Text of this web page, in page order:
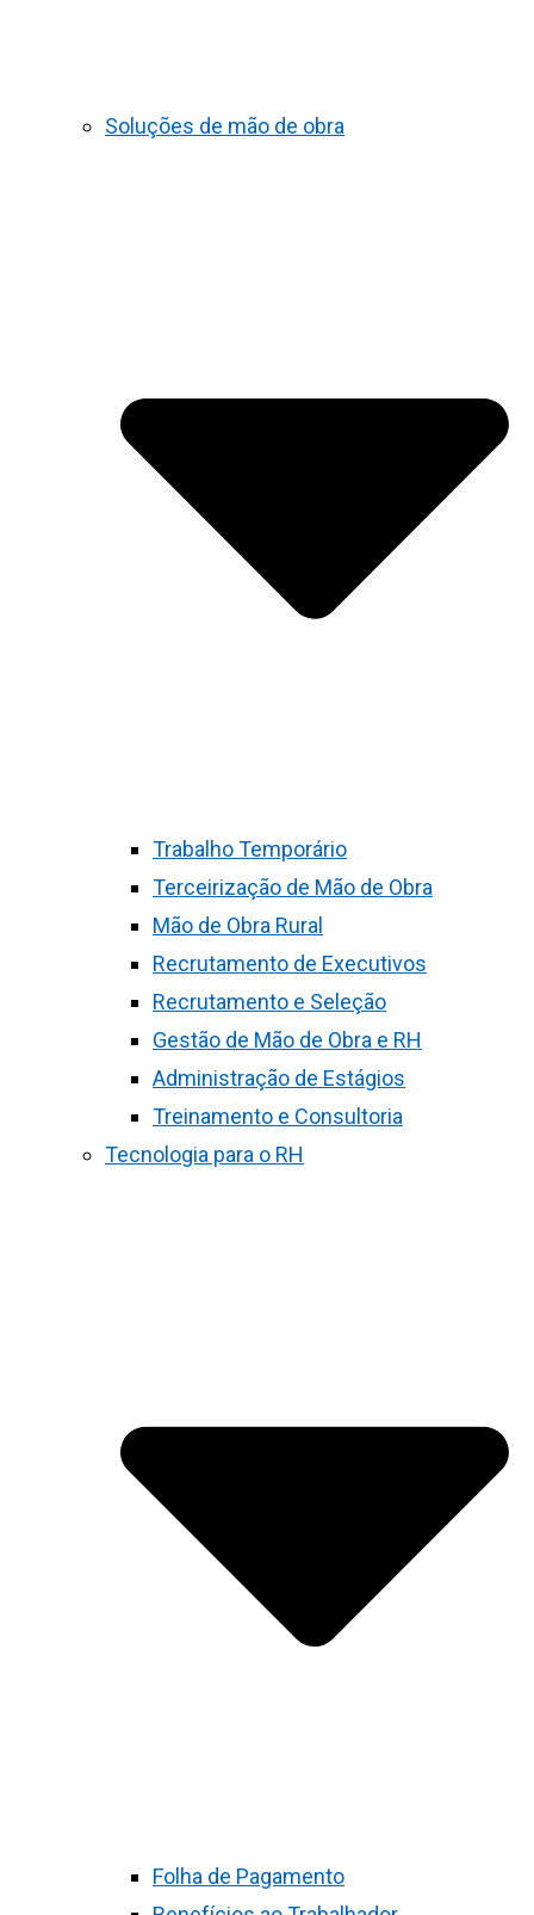
Soluções de mão de obra
Trabalho Temporário
Terceirização de Mão de Obra
Mão de Obra Rural
Recrutamento de Executivos
Recrutamento e Seleção
Gestão de Mão de Obra e RH
Administração de Estágios
Treinamento e Consultoria
Tecnologia para o RH
Folha de Pagamento